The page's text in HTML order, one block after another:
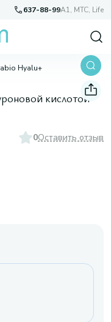
637-88-99A1, МТС, Life
Hyalu+
кислотой
0Оставить отзыв